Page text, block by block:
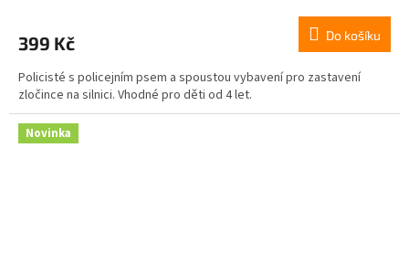
399 Kč Do košíku
Policisté s policejním psem a spoustou vybavení pro zastavení
zločince na silnici. Vhodné pro děti od 4 let.
Novinka